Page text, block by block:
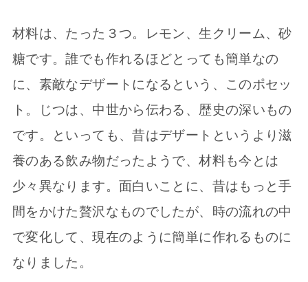
材料は、たった３つ。レモン、生クリーム、砂
糖です。誰でも作れるほどとっても簡単なの
に、素敵なデザートになるという、このポセッ
ト。じつは、中世から伝わる、歴史の深いもの
です。といっても、昔はデザートというより滋
養のある飲み物だったようで、材料も今とは
少々異なります。面白いことに、昔はもっと手
間をかけた贅沢なものでしたが、時の流れの中
で変化して、現在のように簡単に作れるものに
なりました。